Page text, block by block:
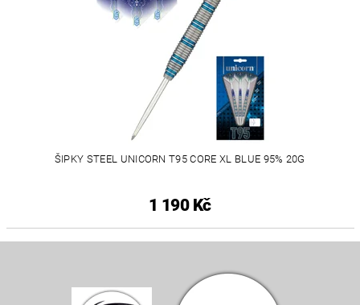
ŠIPKY STEEL UNICORN T95 CORE XL BLUE 95% 20G
1 190 Kč